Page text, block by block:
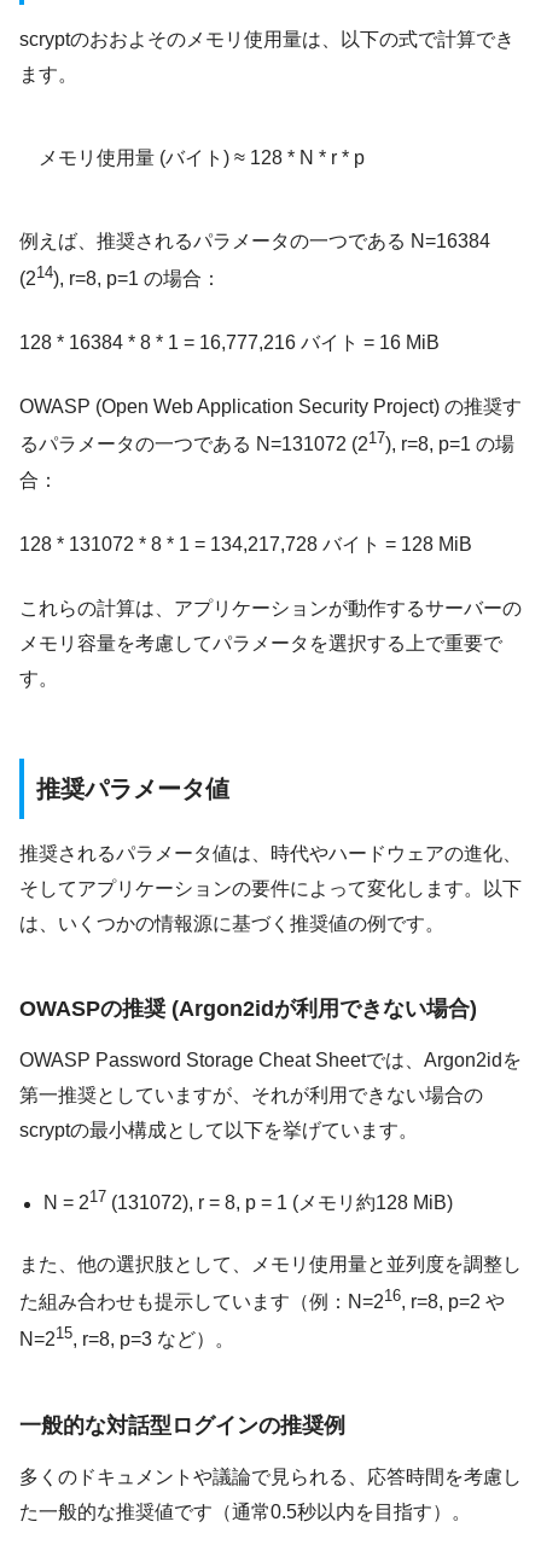
scryptのおおよそのメモリ使用量は、以下の式で計算でき
ます。
メモリ使用量 (バイト) ≈ 128 * N * r * p
例えば、推奨されるパラメータの一つである N=16384
(214), r=8, p=1 の場合：
128 * 16384 * 8 * 1 = 16,777,216 バイト = 16 MiB
OWASP (Open Web Application Security Project) の推奨す
るパラメータの一つである N=131072 (217), r=8, p=1 の場
合：
128 * 131072 * 8 * 1 = 134,217,728 バイト = 128 MiB
これらの計算は、アプリケーションが動作するサーバーの
メモリ容量を考慮してパラメータを選択する上で重要で
す。
推奨パラメータ値
推奨されるパラメータ値は、時代やハードウェアの進化、
そしてアプリケーションの要件によって変化します。以下
は、いくつかの情報源に基づく推奨値の例です。
OWASPの推奨 (Argon2idが利用できない場合)
OWASP Password Storage Cheat Sheetでは、Argon2idを
第一推奨としていますが、それが利用できない場合の
scryptの最小構成として以下を挙げています。
N = 217 (131072), r = 8, p = 1 (メモリ約128 MiB)
また、他の選択肢として、メモリ使用量と並列度を調整し
た組み合わせも提示しています（例：N=216, r=8, p=2 や
N=215, r=8, p=3 など）。
一般的な対話型ログインの推奨例
多くのドキュメントや議論で見られる、応答時間を考慮し
た一般的な推奨値です（通常0.5秒以内を目指す）。